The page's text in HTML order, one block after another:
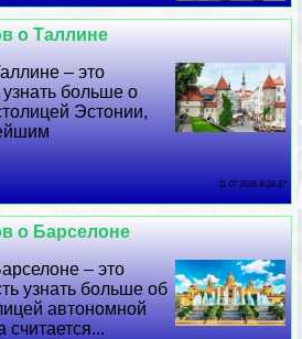
о Таллине
– это
больше о
Эстонии,
11 07 2026 8:39:37
о Барселоне
– это
узнать больше об
автономной
считается...